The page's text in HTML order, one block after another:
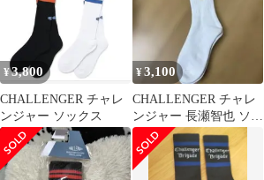
¥3,800
CHALLENGER チャレ
ンジャー ソックス
¥3,100
CHALLENGER チャレ
ンジャー 長瀬智也 ソッ
クス